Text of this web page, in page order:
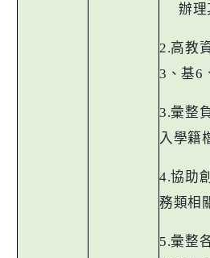
辦
2.高教
3 、基6
3.彙整
入學籍
4.協助
務類相
5.彙整